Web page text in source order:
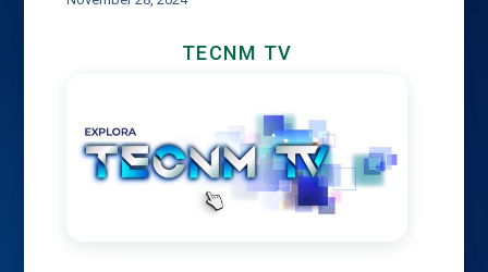
TECNM TV